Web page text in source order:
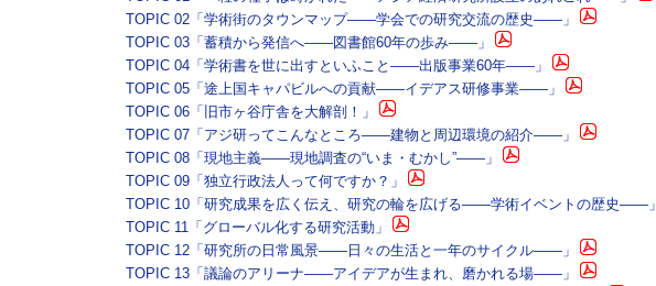
TOPIC 02「学術街のタウンマップ――学会での研究交流の歴史――」
TOPIC 03「蓄積から発信へ――図書館60年の歩み――」
TOPIC 04「学術書を世に出すといふこと――出版事業60年――」
TOPIC 05「途上国キャパビルへの貢献――イデアス研修事業――」
TOPIC 06「旧市ヶ谷庁舎を大解剖！」
TOPIC 07「アジ研ってこんなところ――建物と周辺環境の紹介――」
TOPIC 08「現地主義――現地調査の“いま・むかし”――」
TOPIC 09「独立行政法人って何ですか？」
TOPIC 10「研究成果を広く伝え、研究の輪を広げる――学術イベントの歴史――」
TOPIC 11「グローバル化する研究活動」
TOPIC 12「研究所の日常風景――日々の生活と一年のサイクル――」
TOPIC 13「議論のアリーナ――アイデアが生まれ、磨かれる場――」